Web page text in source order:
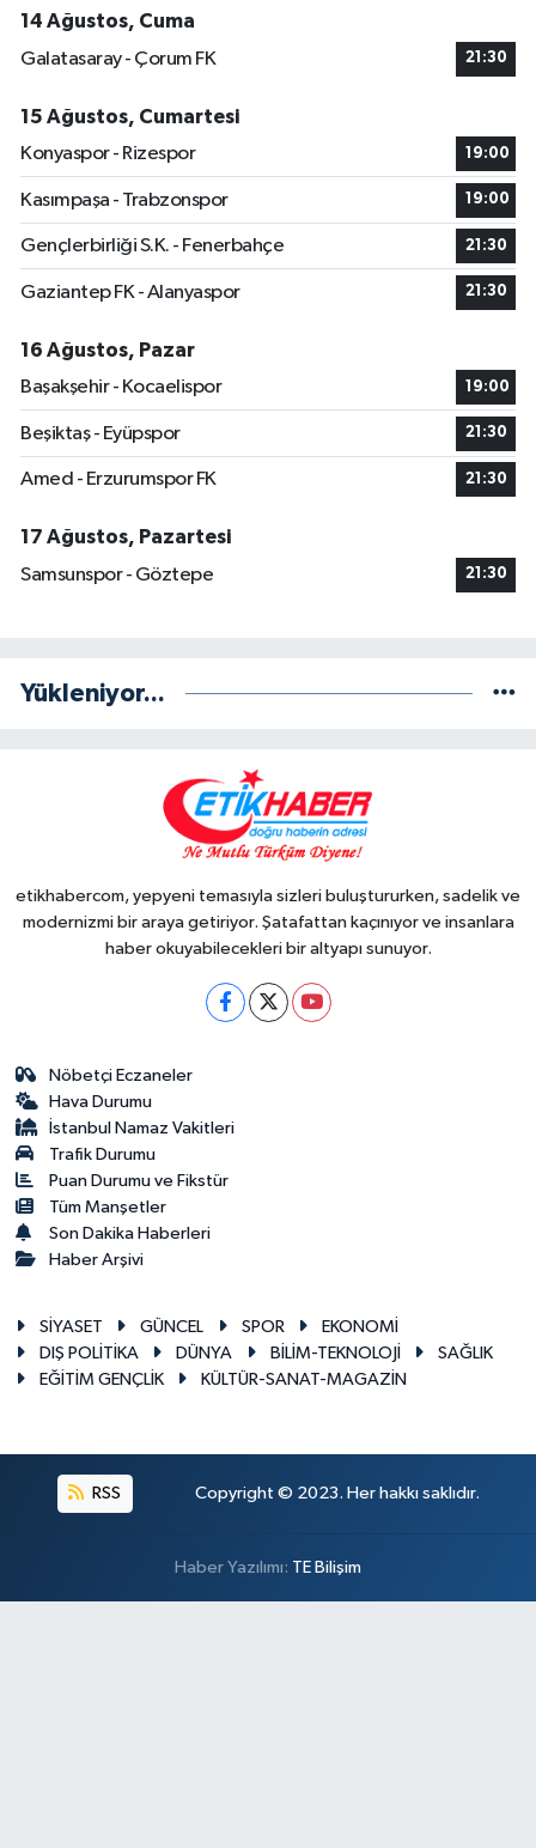
14 Ağustos, Cuma
Galatasaray - Çorum FK
21:30
15 Ağustos, Cumartesi
Konyaspor - Rizespor
19:00
Kasımpaşa - Trabzonspor 19:00
Gençlerbirliği S.K. - Fenerbahçe 21:30
Gaziantep FK - Alanyaspor 21:30
16 Ağustos, Pazar
Başakşehir - Kocaelispor
19:00
Beşiktaş - Eyüpspor 21:30
Amed - Erzurumspor FK 21:30
17 Ağustos, Pazartesi
Samsunspor - Göztepe
21:30
Yükleniyor...
etikhabercom, yepyeni temasıyla sizleri buluştururken, sadelik ve
modernizmi bir araya getiriyor. Şatafattan kaçınıyor ve insanlara
haber okuyabilecekleri bir altyapı sunuyor.
Nöbetçi Eczaneler
Hava Durumu
İstanbul Namaz Vakitleri
Trafik Durumu
Puan Durumu ve Fikstür
Tüm Manşetler
Son Dakika Haberleri
Haber Arşivi
SİYASET GÜNCEL SPOR
EKONOMİ
DIŞ POLİTİKA
DÜNYA BİLİM-TEKNOLOJİ
SAĞLIK
EĞİTİM GENÇLİK
KÜLTÜR-SANAT-MAGAZİN
RSS Copyright © 2023. Her hakkı saklıdır.
Haber Yazılımı: TE Bilişim